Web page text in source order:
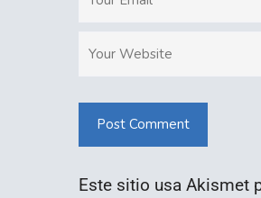
Post Comment
Este sitio usa Akismet